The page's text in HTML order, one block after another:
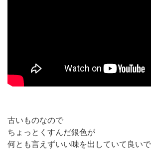
古いものなので
ちょっとくすんだ銀色が
何とも言えずいい味を出していて良いで